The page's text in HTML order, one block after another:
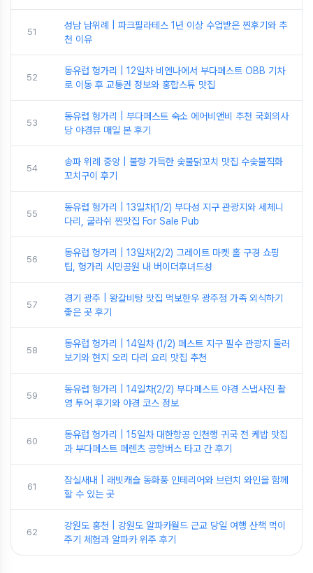
51
성남 남위례 | 파크필라테스 1년 이상 수업받은 찐후기와 추
천 이유
52
동유럽 헝가리 | 12일차 비엔나에서 부다페스트 OBB 기차
로 이동 후 교통권 정보와 홍합스튜 맛집
53
동유럽 헝가리 | 부다페스트 숙소 에어비앤비 추천 국회의사
당 야경뷰 매일 본 후기
54
송파 위례 중앙 | 불향 가득한 숯불닭꼬치 맛집 수숯불직화
꼬치구이 후기
55
동유럽 헝가리 | 13일차(1/2) 부다성 지구 관광지와 세체니
다리, 굴라쉬 찐맛집 For Sale Pub
56
동유럽 헝가리 | 13일차(2/2) 그레이트 마켓 홀 구경 쇼핑
팁, 헝가리 시민공원 내 버이더후녀드성
57
경기 광주 | 왕갈비탕 맛집 먹보한우 광주점 가족 외식하기
좋은 곳 후기
58
동유럽 헝가리 | 14일차 (1/2) 페스트 지구 필수 관광지 둘러
보기와 현지 오리 다리 요리 맛집 추천
59
동유럽 헝가리 | 14일차(2/2) 부다페스트 야경 스냅사진 촬
영 투어 후기와 야경 코스 정보
60
동유럽 헝가리 | 15일차 대한항공 인천행 귀국 전 케밥 맛집
과 부다페스트 페렌츠 공항버스 타고 간 후기
61
잠실새내 | 래빗캐슬 동화풍 인테리어와 브런치 와인을 함께
할 수 있는 곳
62
강원도 홍천 | 강원도 알파카월드 근교 당일 여행 산책 먹이
주기 체험과 알파카 위주 후기